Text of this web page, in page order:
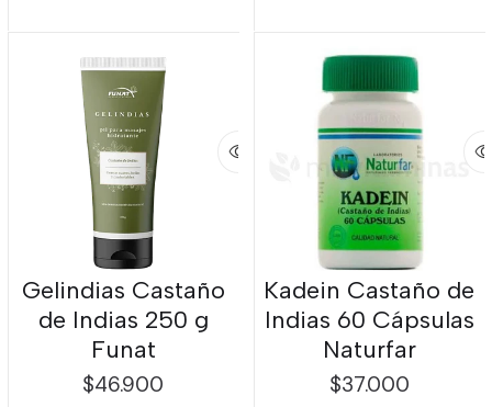
Gelindias Castaño
de Indias 250 g
Funat
$46.900
Kadein Castaño de
Indias 60 Cápsulas
Naturfar
$37.000